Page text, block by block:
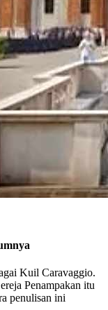
Kuil Caravaggio.
Penampakan itu
penulisan ini